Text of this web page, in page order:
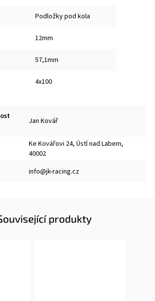
Podložky pod kola
12mm
57,1mm
4x100
Jan Kovář
Ke Kovářovi 24, Ústí nad Labem,
40002
info@jk-racing.cz
produkty